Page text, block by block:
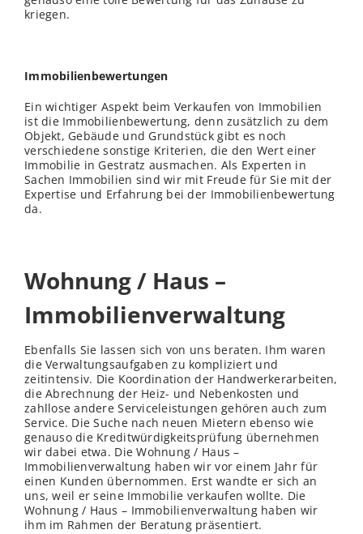
kriegen.
Immobilienbewertungen
Ein wichtiger Aspekt beim Verkaufen von Immobilien
ist die Immobilienbewertung, denn zusätzlich zu dem
Objekt, Gebäude und Grundstück gibt es noch
verschiedene sonstige Kriterien, die den Wert einer
Immobilie in Gestratz ausmachen. Als Experten in
Sachen Immobilien sind wir mit Freude für Sie mit der
Expertise und Erfahrung bei der Immobilienbewertung
da.
Wohnung / Haus –
Immobilienverwaltung
Ebenfalls Sie lassen sich von uns beraten. Ihm waren
die Verwaltungsaufgaben zu kompliziert und
zeitintensiv. Die Koordination der Handwerkerarbeiten,
die Abrechnung der Heiz- und Nebenkosten und
zahllose andere Serviceleistungen gehören auch zum
Service. Die Suche nach neuen Mietern ebenso wie
genauso die Kreditwürdigkeitsprüfung übernehmen
wir dabei etwa. Die Wohnung / Haus –
Immobilienverwaltung haben wir vor einem Jahr für
einen Kunden übernommen. Erst wandte er sich an
uns, weil er seine Immobilie verkaufen wollte. Die
Wohnung / Haus – Immobilienverwaltung haben wir
ihm im Rahmen der Beratung präsentiert.